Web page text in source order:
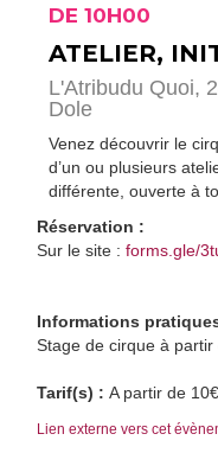
DE 10H00
ATELIER,
L'Atribudu Quoi,
Dole
Venez découvrir le
d’un ou plusieurs
différente, ouverte à
Réservation :
Sur le site : forms.gle/
Informations
Stage de cirque à partir
Tarif(s) : A partir de 10€
Lien externe vers cet